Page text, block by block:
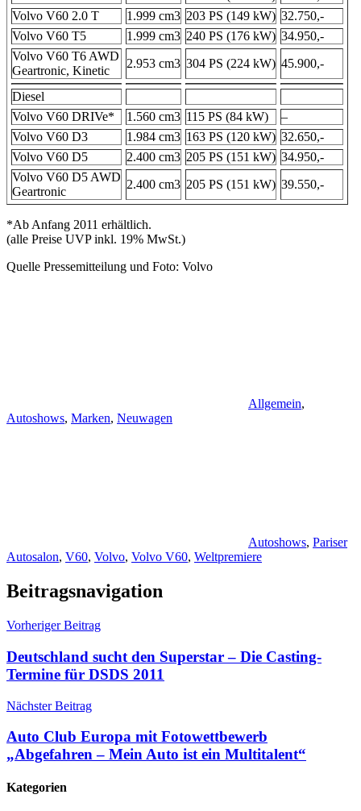
Volvo V60 2.0 T
1.999 cm3 203 PS (149 kW) 32.750,-
Volvo V60 T5
1.999 cm3 240 PS (176 kW) 34.950,-
Volvo V60 T6 AWD
Geartronic, Kinetic
2.953 cm3 304 PS (224 kW) 45.900,-
Diesel
Volvo V60 DRIVe*
1.560 cm3 115 PS (84 kW)
–
Volvo V60 D3
1.984 cm3 163 PS (120 kW) 32.650,-
Volvo V60 D5
2.400 cm3 205 PS (151 kW) 34.950,-
Volvo V60 D5 AWD
Geartronic
2.400 cm3 205 PS (151 kW) 39.550,-
*Ab Anfang 2011 erhältlich.
(alle Preise UVP inkl. 19% MwSt.)
Quelle Pressemitteilung und Foto: Volvo
Allgemein,
Autoshows, Marken, Neuwagen
Autoshows, Pariser
Autosalon, V60, Volvo, Volvo V60, Weltpremiere
Beitragsnavigation
Vorheriger Beitrag
Deutschland sucht den Superstar – Die Casting-
Termine für DSDS 2011
Nächster Beitrag
Auto Club Europa mit Fotowettbewerb
„Abgefahren – Mein Auto ist ein Multitalent“
Kategorien